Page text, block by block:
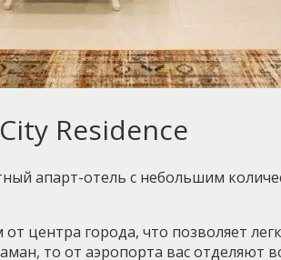
Residence
апарт-отель с небольшим
центра города, что позволяет
то от аэропорта вас отделяют